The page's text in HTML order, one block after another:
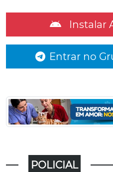
Instalar
Entrar no
POLICIAL